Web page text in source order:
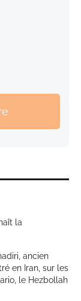
la
ancien
en Iran, sur les
le Hezbollah